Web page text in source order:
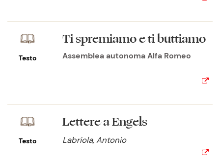
Testo
Ti spremiamo e ti buttiamo
Assemblea autonoma Alfa Romeo
Testo
Lettere a Engels
Labriola, Antonio